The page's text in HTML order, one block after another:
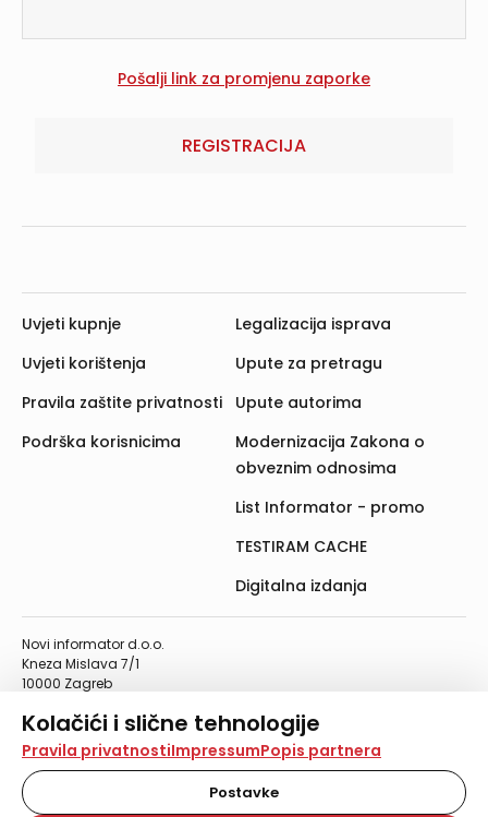
Kolačići i slične tehnologije
Na našoj web stranici koristimo kolačiće i slične
tehnologije za pohranu, čitanje i obradu informacija na
vašem uređaju. Time poboljšavamo korisničko iskustvo,
analiziramo promet na stranici te prikazujemo sadržaje i
Pravila privatnostiImpressumPopis partnera
Postavke
REGISTRACIJA
Novi informator d.o.o.
Kneza Mislava 7/1
10000 Zagreb
Telefaks: 01/4612-553
info@informator.hr
PRATITE NAS:
Uvjeti kupnje
Uvjeti korištenja
Pravila zaštite privatnosti
Podrška korisnicima
Legalizacija isprava
Upute za pretragu
Upute autorima
Modernizacija Zakona o
obveznim odnosima
List Informator - promo
TESTIRAM CACHE
Digitalna izdanja